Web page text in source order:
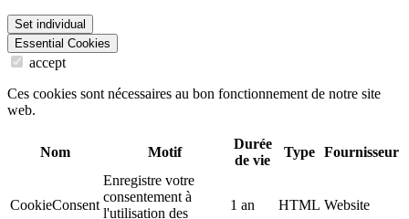
Set individual
Essential Cookies
accept
Ces cookies sont nécessaires au bon fonctionnement de notre site
web.
Nom Motif
Durée
de vie
Type Fournisseur
CookieConsent
Enregistre votre
consentement à
l'utilisation des
1 an HTML Website